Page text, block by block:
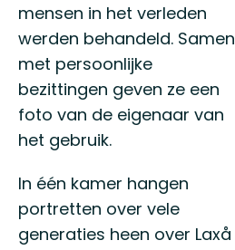
mensen in het verleden
werden behandeld. Samen
met persoonlijke
bezittingen geven ze een
foto van de eigenaar van
het gebruik.
In één kamer hangen
portretten over vele
generaties heen over Laxå